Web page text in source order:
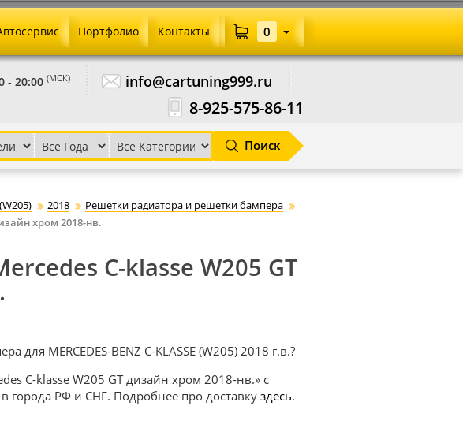
- 20:00 (МСК) info@cartuning999.ru
8-925-575-86-11
Поиск
Портфолио Контакты 0
2018
Решетки радиатора и решетки бампера
хром 2018-нв.
C-klasse W205 GT
MERCEDES-BENZ C-KLASSE (W205) 2018 г.в.?
C-klasse W205 GT дизайн хром 2018-нв.» с
города РФ и СНГ. Подробнее про доставку здесь.